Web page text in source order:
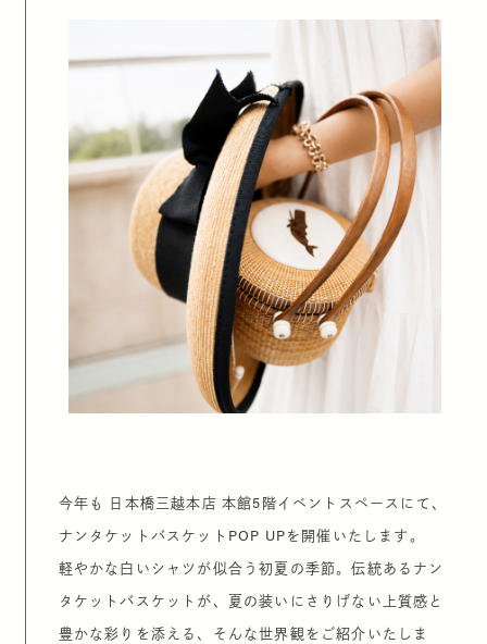
今年も 日本橋三越本店 本館5階イベントスペースにて、
ナンタケットバスケットPOP UPを開催いたします。
軽やかな白いシャツが似合う初夏の季節。伝統あるナン
タケットバスケットが、夏の装いにさりげない上質感と
豊かな彩りを添える、そんな世界観をご紹介いたしま